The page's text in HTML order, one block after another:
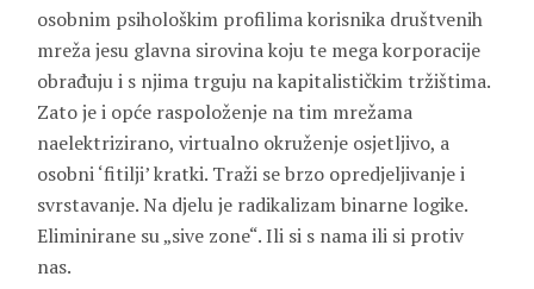
osobnim psihološkim profilima korisnika društvenih
mreža jesu glavna sirovina koju te mega korporacije
obrađuju i s njima trguju na kapitalističkim tržištima.
Zato je i opće raspoloženje na tim mrežama
naelektrizirano, virtualno okruženje osjetljivo, a
osobni ‘fitilji’ kratki. Traži se brzo opredjeljivanje i
svrstavanje. Na djelu je radikalizam binarne logike.
Eliminirane su „sive zone“. Ili si s nama ili si protiv
nas.